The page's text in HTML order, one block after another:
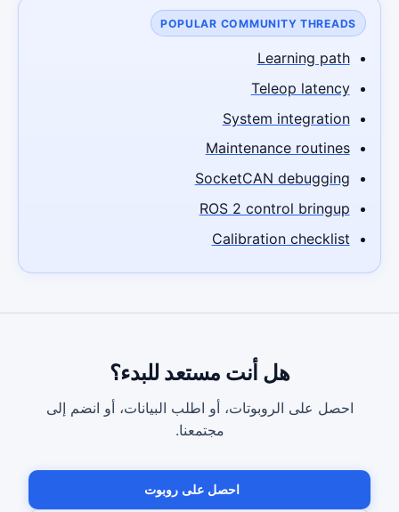
POPULAR COMMUNITY THREADS
Learning path
Teleop latency
System integration
Maintenance routines
SocketCAN debugging
ROS 2 control bringup
Calibration checklist
هل أنت مستعد للبدء؟
احصل على الروبوتات، أو اطلب البيانات، أو انضم إلى
مجتمعنا.
احصل على روبوت